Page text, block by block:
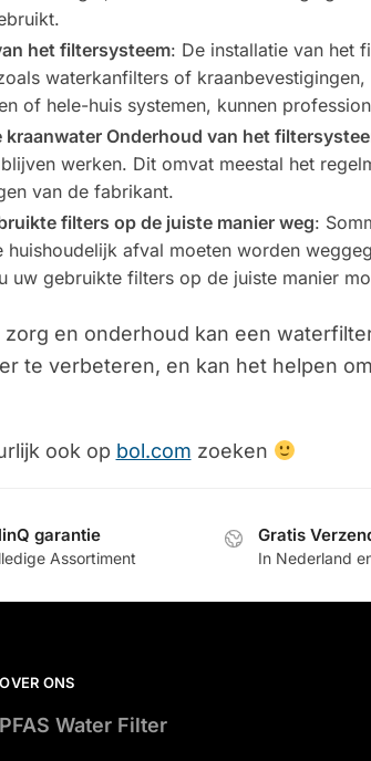
het filtersysteem: De installatie van het
waterkanfilters of
of hele-huis systemen, kunnen
kraanwater Onderhoud van het
werken. Dit omvat meestal het
van de fabrikant.
filters op de juiste manier weg:
huishoudelijk afval moeten worden
uw gebruikte filters op de juiste manier
en onderhoud kan een
te verbeteren, en kan het helpen
ook op bol.com zoeken
garantie
Assortiment
Gratis
In Nederland
OVER ONS
PFAS Water Filter